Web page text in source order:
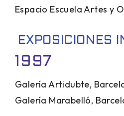
Espacio Escuela Artes y
EXPOSICIONES
1997
Galería Artidubte,
Galería Marabelló,